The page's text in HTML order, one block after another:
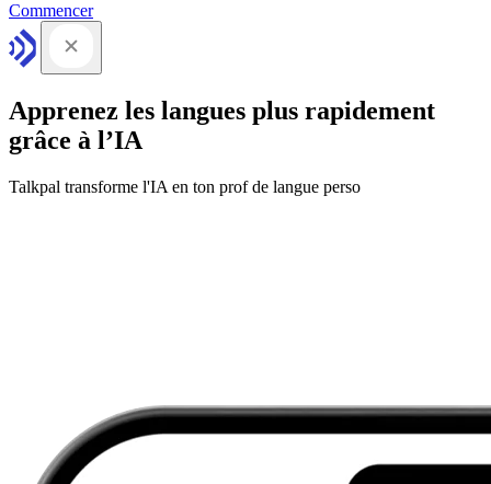
Commencer
Apprenez les langues plus rapidement
grâce à l’IA
Talkpal transforme l'IA en ton prof de langue perso